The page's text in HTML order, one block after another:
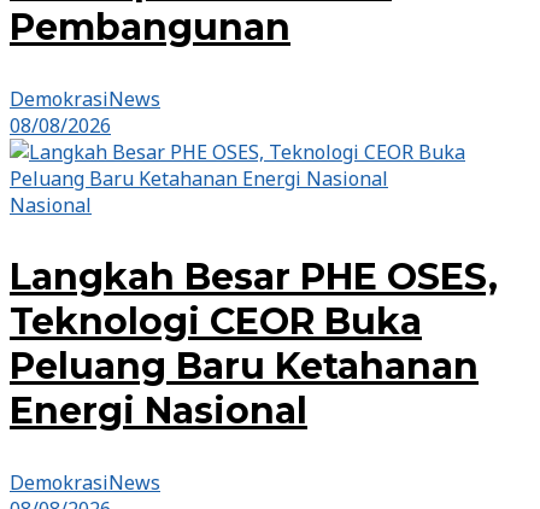
Pembangunan
DemokrasiNews
08/08/2026
Nasional
Langkah Besar PHE OSES,
Teknologi CEOR Buka
Peluang Baru Ketahanan
Energi Nasional
DemokrasiNews